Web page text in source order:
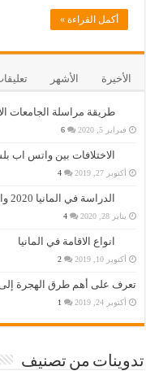
أكمل القراءة »
الأخيرة الأشهر
طريقة مراسلة الجامعات
فبراير 5, 2020 6
الاختلافات بين واتس اب
أكتوبر 27, 2019 4
الدراسة في المانيا 2020 واهم التفاصيل عنها
يناير 28, 2020 4
انواع الاقامة في المانيا
أكتوبر 10, 2019 2
تعرف على أهم طرق الهجرة إلى
أكتوبر 24, 2019 1
تدوينات من تصنيف